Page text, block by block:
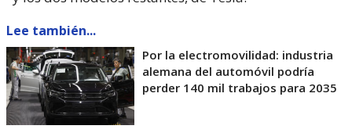
Lee también...
Por la electromovilidad: industria
alemana del automóvil podría
perder 140 mil trabajos para 2035